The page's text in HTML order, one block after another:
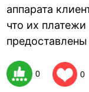
аппарата
что их
0 0